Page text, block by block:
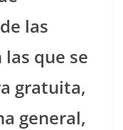
las
las que se
gratuita,
general,